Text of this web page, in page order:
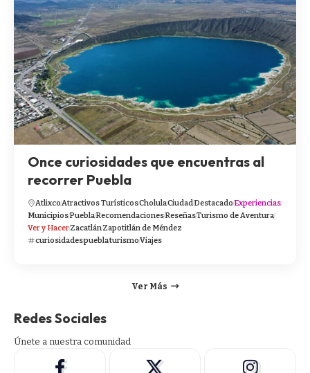
Once curiosidades que encuentras al
recorrer Puebla
AtlixcoAtractivos TurísticosCholulaCiudadDestacadoExperiencias
MunicipiosPueblaRecomendacionesReseñasTurismo de Aventura
Ver y HacerZacatlánZapotitlán de Méndez
curiosidadespueblaturismoViajes
Ver Más
Redes Sociales
Únete a nuestra comunidad